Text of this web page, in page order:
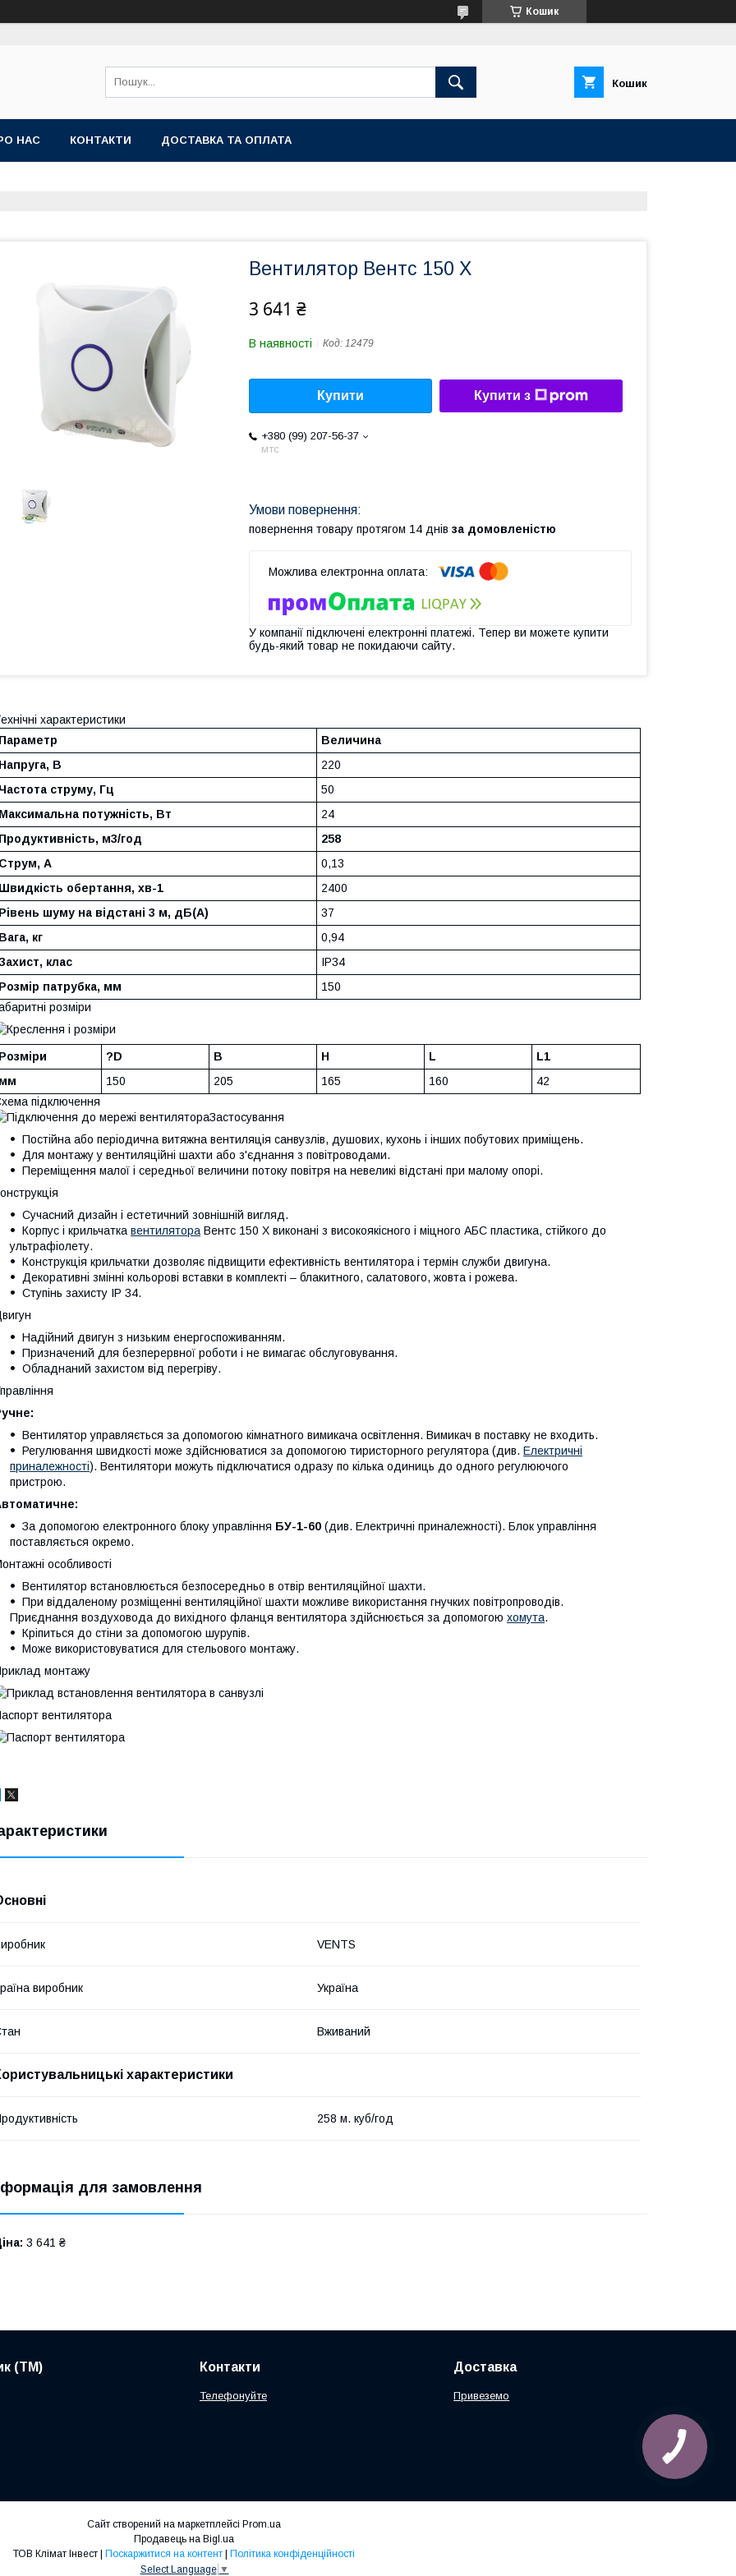
Кошик
Кошик
НАС КОНТАКТИ ДОСТАВКА ТА ОПЛАТА
Вентилятор Вентс 150 Х
3 641 ₴
В наявності Код: 12479
Купити Купити з
+380 (99) 207-56-37
мтс
повернення товару протягом 14 днів за домовленістю
У компанії підключені електронні платежі. Тепер ви можете купити
будь-який товар не покидаючи сайту.
характеристики
Параметр
Величина
Напруга, В
220
Частота струму, Гц
50
Максимальна потужність, Вт
24
Продуктивність, м3/год
258
Струм, А
0,13
Швидкість обертання, хв-1
2400
Рівень шуму на відстані 3 м, дБ(А)
37
Вага, кг
0,94
клас
IP34
Розмір патрубка, мм
150
розміри
Розміри ?D B H L
L1
мм
150 205 165 160
42
підключення
Застосування
Постійна або періодична витяжна вентиляція санвузлів, душових, кухонь і інших побутових приміщень.
Для монтажу у вентиляційні шахти або з'єднання з повітроводами.
Переміщення малої і середньої величини потоку повітря на невеликі відстані при малому опорі.
Сучасний дизайн і естетичний зовнішній вигляд.
Корпус і крильчатка вентилятора Вентс 150 Х виконані з високоякісного і міцного АБС пластика, стійкого до
ультрафіолету.
Конструкція крильчатки дозволяє підвищити ефективність вентилятора і термін служби двигуна.
Декоративні змінні кольорові вставки в комплекті – блакитного, салатового, жовта і рожева.
Ступінь захисту IP 34.
Надійний двигун з низьким енергоспоживанням.
Призначений для безперервної роботи і не вимагає обслуговування.
Обладнаний захистом від перегріву.
Вентилятор управляється за допомогою кімнатного вимикача освітлення. Вимикач в поставку не входить.
Регулювання швидкості може здійснюватися за допомогою тиристорного регулятора (див. Електричні
приналежності). Вентилятори можуть підключатися одразу по кілька одиниць до одного регулюючого
пристрою.
За допомогою електронного блоку управління БУ-1-60 (див. Електричні приналежності). Блок управління
поставляється окремо.
особливості
Вентилятор встановлюється безпосередньо в отвір вентиляційної шахти.
При віддаленому розміщенні вентиляційної шахти можливе використання гнучких повітропроводів.
Приєднання воздуховода до вихідного фланця вентилятора здійснюється за допомогою хомута.
Кріпиться до стіни за допомогою шурупів.
Може використовуватися для стельового монтажу.
монтажу
вентилятора
VENTS
виробник Україна
Вживаний
характеристики
258 м. куб/год
для замовлення
3 641 ₴
(ТМ) Контакти
Телефонуйте
Доставка
Привеземо
Сайт створений на маркетплейсі Prom.ua
Продавець на Bigl.ua
ТОВ Клімат Інвест | Поскаржитися на контент | Політика конфіденційності
Select Language ▼